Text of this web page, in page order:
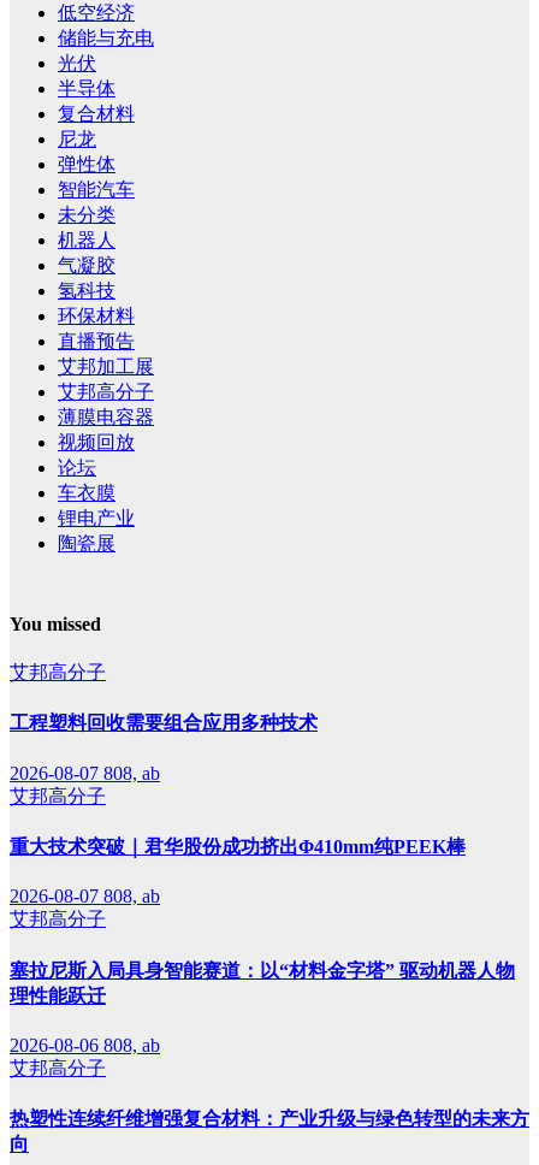
低空经济
储能与充电
光伏
半导体
复合材料
尼龙
弹性体
智能汽车
未分类
机器人
气凝胶
氢科技
环保材料
直播预告
艾邦加工展
艾邦高分子
薄膜电容器
视频回放
论坛
车衣膜
锂电产业
陶瓷展
You missed
艾邦高分子
工程塑料回收需要组合应用多种技术
2026-08-07 808, ab
艾邦高分子
重大技术突破｜君华股份成功挤出Φ410mm纯PEEK棒
2026-08-07 808, ab
艾邦高分子
塞拉尼斯入局具身智能赛道：以“材料金字塔” 驱动机器人物
理性能跃迁
2026-08-06 808, ab
艾邦高分子
热塑性连续纤维增强复合材料：产业升级与绿色转型的未来方
向